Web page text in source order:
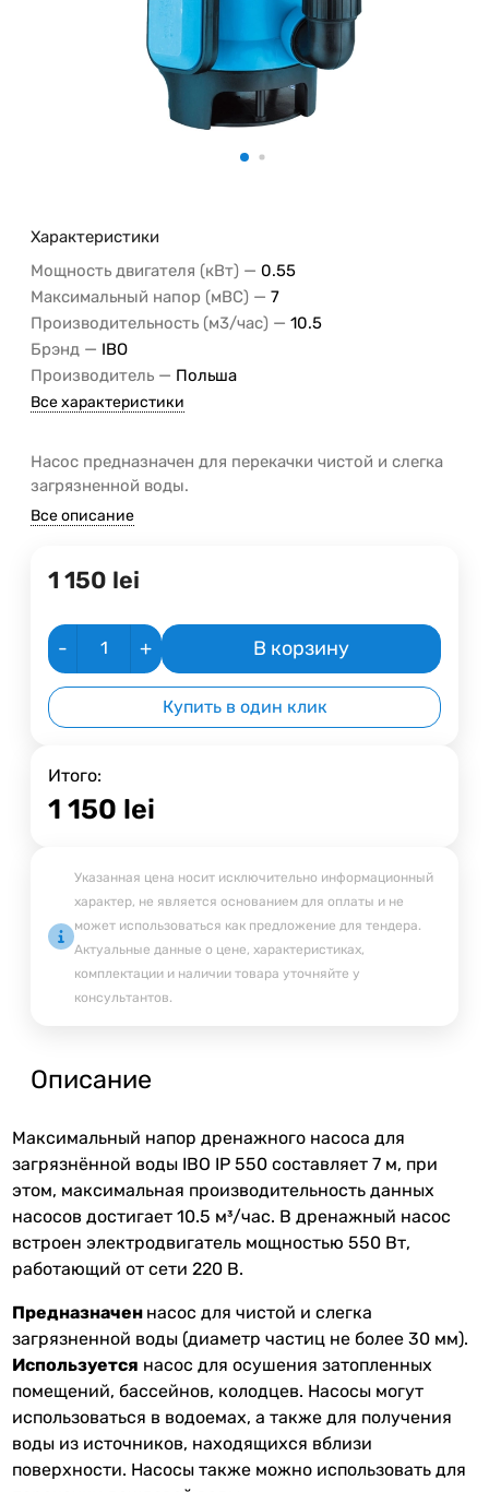
Характеристики
Мощность двигателя (кВт) — 0.55
Максимальный напор (мВС) — 7
Производительность (м3/час) — 10.5
Брэнд — IBO
Производитель — Польша
Все характеристики
Насос предназначен для перекачки чистой и слегка
загрязненной воды.
Все описание
1 150 lei
- + В корзину
Купить в один клик
Итого:
1 150 lei
Указанная цена носит исключительно информационный
характер, не является основанием для оплаты и не
может использоваться как предложение для тендера.
Актуальные данные о цене, характеристиках,
комплектации и наличии товара уточняйте у
консультантов.
Описание
Максимальный напор дренажного насоса для
загрязнённой воды IBO IP 550 составляет 7 м, при
этом, максимальная производительность данных
насосов достигает 10.5 м³/час. В дренажный насос
встроен электродвигатель мощностью 550 Вт,
работающий от сети 220 В.
Предназначен насос для чистой и слегка
загрязненной воды (диаметр частиц не более 30 мм).
Используется насос для осушения затопленных
помещений, бассейнов, колодцев. Насосы могут
использоваться в водоемах, а также для получения
воды из источников, находящихся вблизи
поверхности. Насосы также можно использовать для